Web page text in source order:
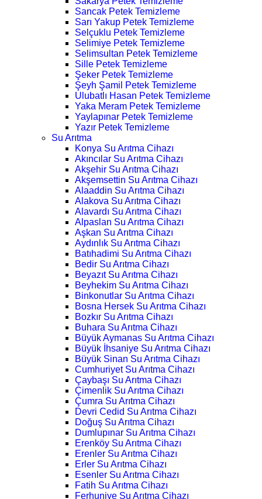
Sancak Petek Temizleme
Sarı Yakup Petek Temizleme
Selçuklu Petek Temizleme
Selimiye Petek Temizleme
Selimsultan Petek Temizleme
Sille Petek Temizleme
Şeker Petek Temizleme
Şeyh Şamil Petek Temizleme
Ulubatlı Hasan Petek Temizleme
Yaka Meram Petek Temizleme
Yaylapınar Petek Temizleme
Yazır Petek Temizleme
Su Arıtma
Konya Su Arıtma Cihazı
Akıncılar Su Arıtma Cihazı
Akşehir Su Arıtma Cihazı
Akşemsettin Su Arıtma Cihazı
Alaaddin Su Arıtma Cihazı
Alakova Su Arıtma Cihazı
Alavardı Su Arıtma Cihazı
Alpaslan Su Arıtma Cihazı
Aşkan Su Arıtma Cihazı
Aydınlık Su Arıtma Cihazı
Batıhadimi Su Arıtma Cihazı
Bedir Su Arıtma Cihazı
Beyazıt Su Arıtma Cihazı
Beyhekim Su Arıtma Cihazı
Binkonutlar Su Arıtma Cihazı
Bosna Hersek Su Arıtma Cihazı
Bozkır Su Arıtma Cihazı
Buhara Su Arıtma Cihazı
Büyük Aymanas Su Arıtma Cihazı
Büyük İhsaniye Su Arıtma Cihazı
Büyük Sinan Su Arıtma Cihazı
Cumhuriyet Su Arıtma Cihazı
Çaybaşı Su Arıtma Cihazı
Çimenlik Su Arıtma Cihazı
Çumra Su Arıtma Cihazı
Devri Cedid Su Arıtma Cihazı
Doğuş Su Arıtma Cihazı
Dumlupınar Su Arıtma Cihazı
Erenköy Su Arıtma Cihazı
Erenler Su Arıtma Cihazı
Erler Su Arıtma Cihazı
Esenler Su Arıtma Cihazı
Fatih Su Arıtma Cihazı
Ferhuniye Su Arıtma Cihazı